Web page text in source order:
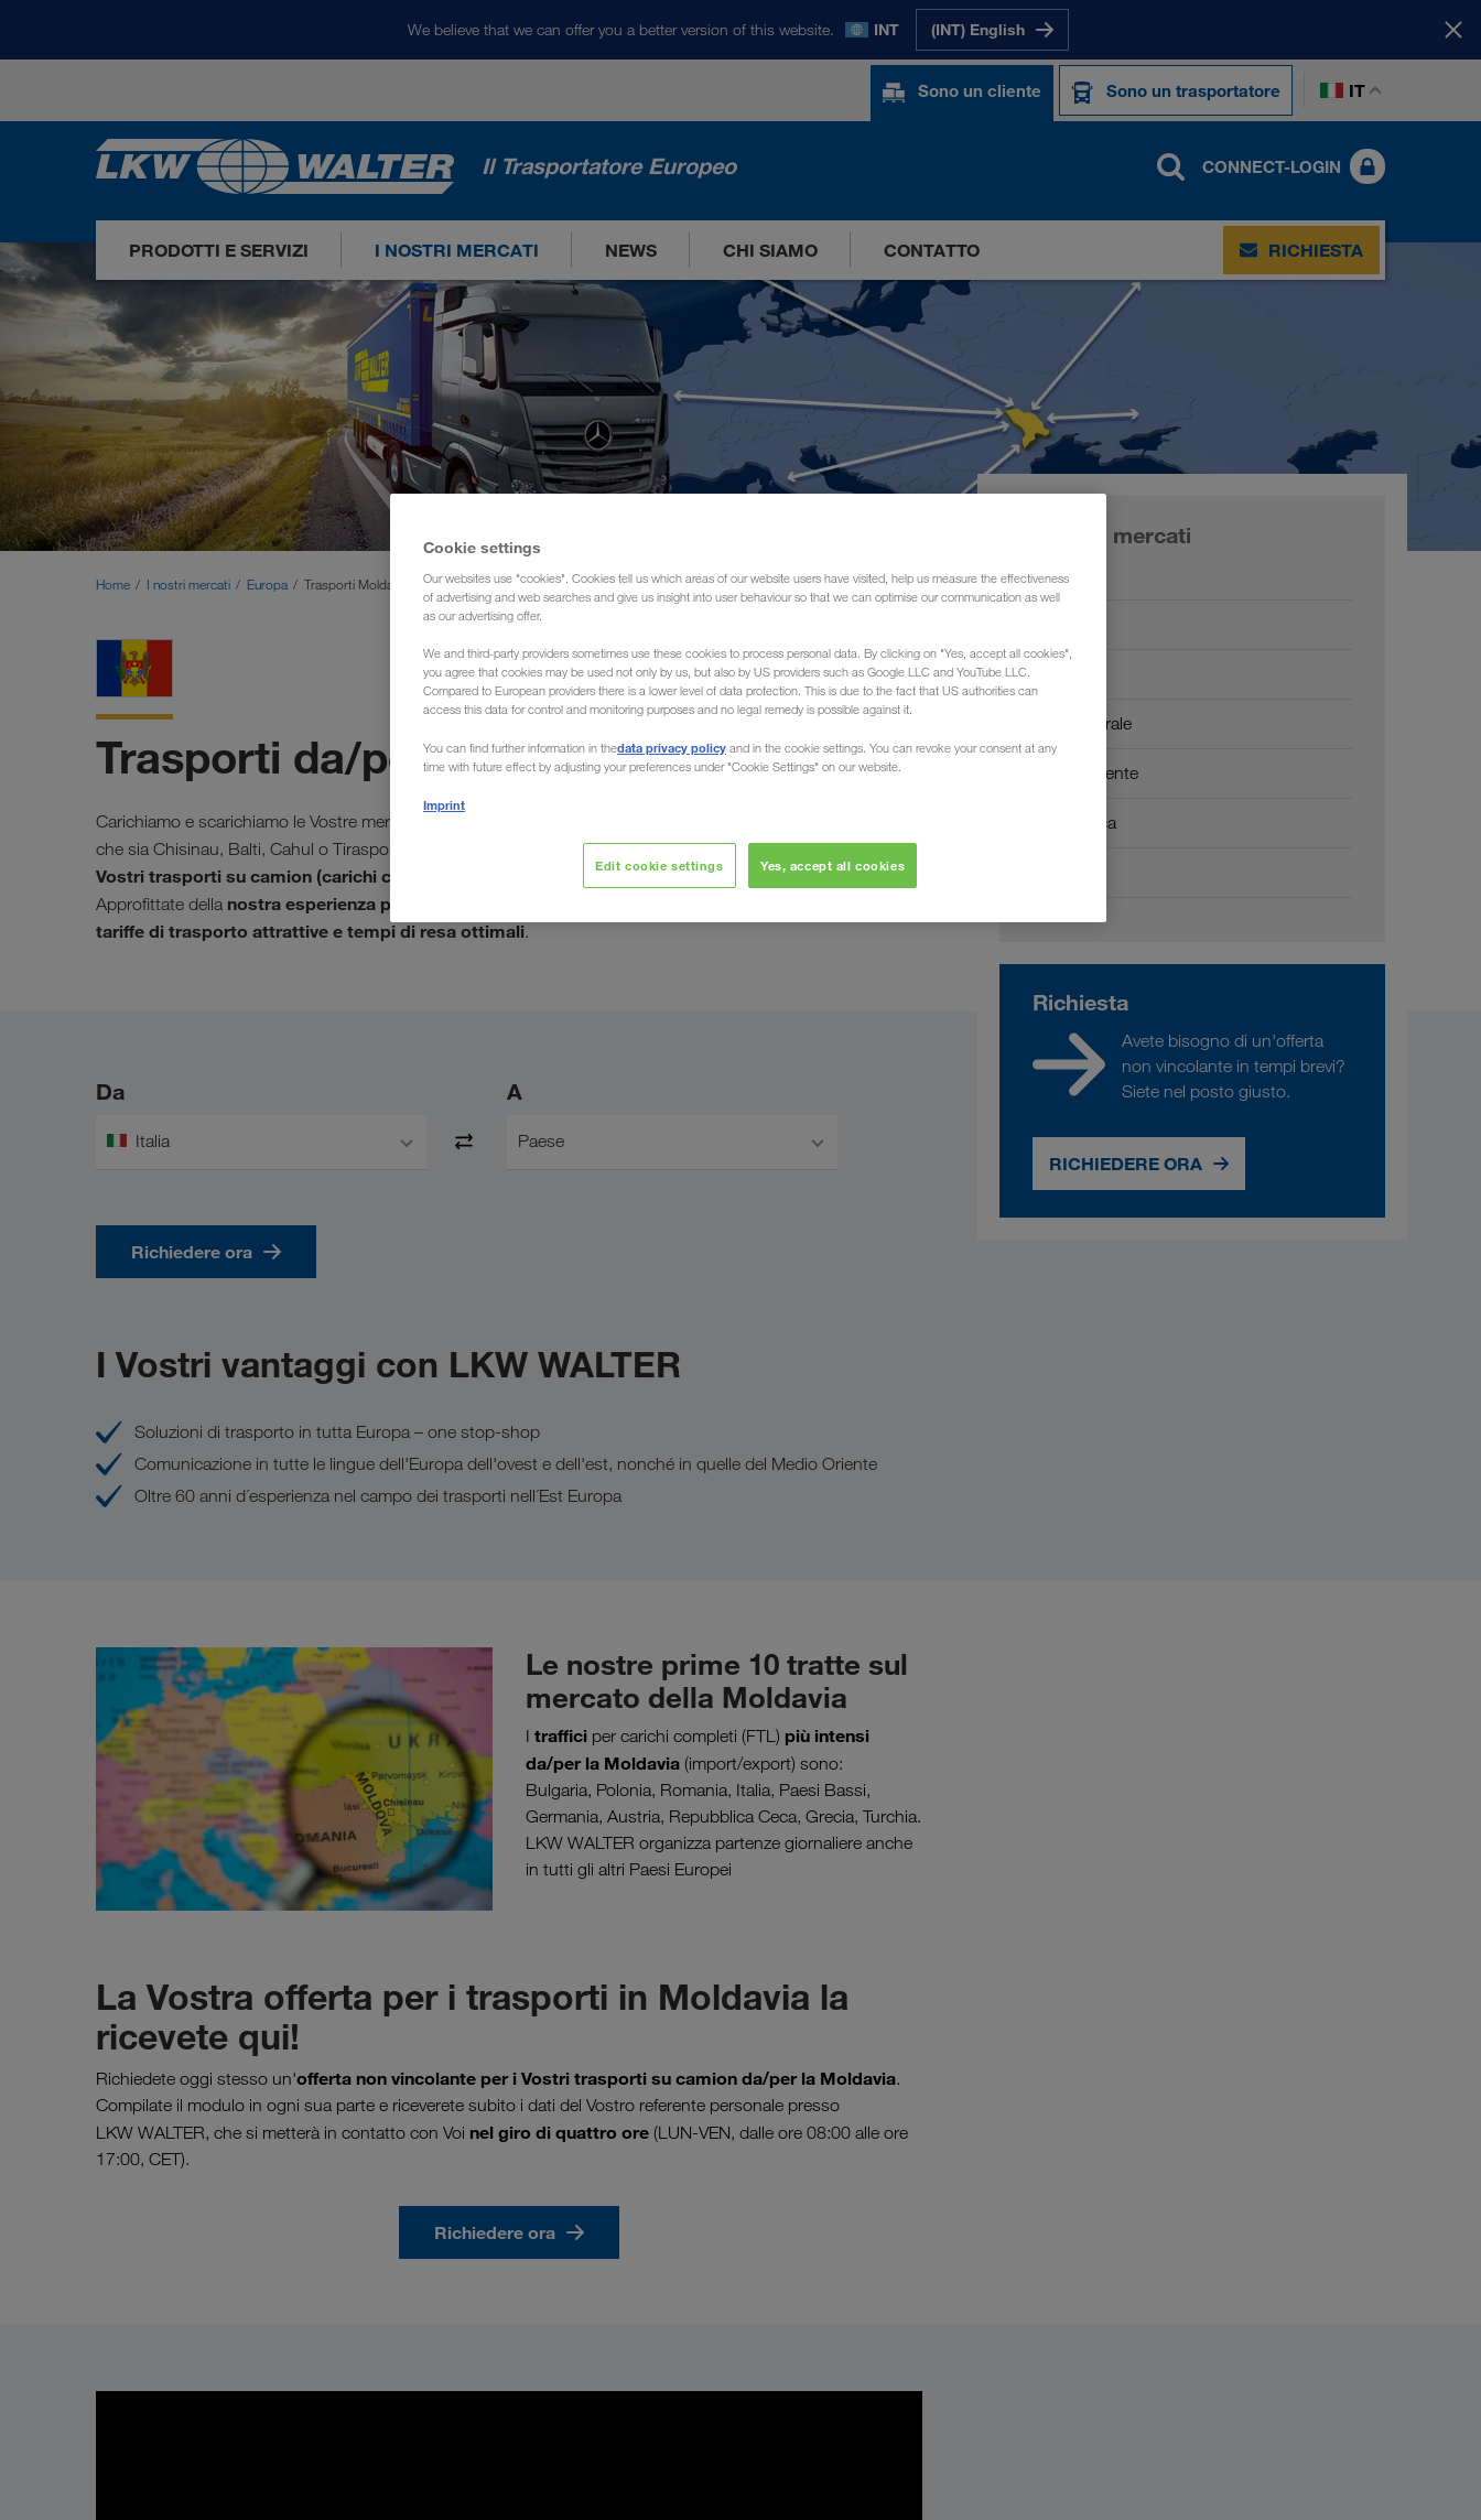
We believe that we can offer you a better version of this website. INT (INT) English
Sono un cliente Sono un trasportatore IT
Il Trasportatore Europeo CONNECT-LOGIN
PRODOTTI E SERVIZI I NOSTRI MERCATI NEWS CHI SIAMO CONTATTO RICHIESTA
Home I nostri mercati Europa Trasporti Moldavia (Spedizione)
Trasporti da/per la Moldavia
Carichiamo e scarichiamo le Vostre merci in ogni località dello stato senza sbocchi dell'Europa sud-orientale,
che sia Chisinau, Balti, Cahul o Tiraspol. Lo spedizioniere LKW WALTER, il Trasportatore Europeo, organizzai
Vostri trasporti su camion (carichi completi) dall'intera Moldavia in tutti i paesi europei, e ritorno.
Approfittate della nostra esperienza pluriennale nei trasporti dell'Europa dell'est
tariffe di trasporto attrattive e tempi di resa ottimali.
Da
Italia
A
Paese
Richiedere ora
I Vostri vantaggi con LKW WALTER
Soluzioni di trasporto in tutta Europa – one stop-shop
Comunicazione in tutte le lingue dell'Europa dell'ovest e dell'est, nonché in quelle del Medio Oriente
Oltre 60 anni d´esperienza nel campo dei trasporti nell´Est Europa
Le nostre prime 10 tratte sul
mercato della Moldavia
I traffici per carichi completi (FTL) più intensi
da/per la Moldavia (import/export) sono:
Bulgaria, Polonia, Romania, Italia, Paesi Bassi,
Germania, Austria, Repubblica Ceca, Grecia, Turchia.
LKW WALTER organizza partenze giornaliere anche
in tutti gli altri Paesi Europei
La Vostra offerta per i trasporti in Moldavia la
ricevete qui!
Richiedete oggi stesso un'offerta non vincolante per i Vostri trasporti su camion da/per la Moldavia.
Compilate il modulo in ogni sua parte e riceverete subito i dati del Vostro referente personale presso
LKW WALTER, che si metterà in contatto con Voi nel giro di quattro ore (LUN-VEN, dalle ore 08:00 alle ore
17:00, CET).
Richiedere ora
I nostri mercati
Europa
Asia Centrale
Medio Oriente
Nord Africa
Richiesta
Avete bisogno di un'offerta
non vincolante in tempi brevi?
Siete nel posto giusto.
RICHIEDERE ORA
Cookie settings
Our websites use "cookies". Cookies tell us which areas of our website users have visited, help us measure the effectiveness
of advertising and web searches and give us insight into user behaviour so that we can optimise our communication as well
as our advertising offer.
We and third-party providers sometimes use these cookies to process personal data. By clicking on "Yes, accept all cookies",
you agree that cookies may be used not only by us, but also by US providers such as Google LLC and YouTube LLC.
Compared to European providers there is a lower level of data protection. This is due to the fact that US authorities can
access this data for control and monitoring purposes and no legal remedy is possible against it.
You can find further information in thedata privacy policy and in the cookie settings. You can revoke your consent at any
time with future effect by adjusting your preferences under "Cookie Settings" on our website.
Imprint
Edit cookie settings Yes, accept all cookies